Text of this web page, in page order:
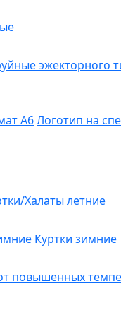
эжекторного
А6Логотип на
Халаты летние
Куртки зимние
повышенных